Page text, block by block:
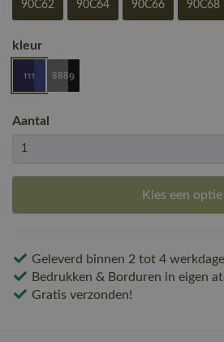
90C62 90C64 90C66 90C68
kleur
Aantal
Kies een optie
Geleverd binnen 2 tot 4
Bedrukken & Borduren in eigen
Gratis verzonden!